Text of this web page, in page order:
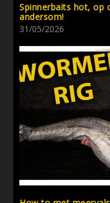
Spinnerbaits hot, op
andersom!
31/05/2026